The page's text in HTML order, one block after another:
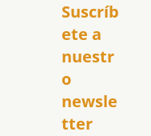
Suscríb
ete a
nuestr
o
newsle
tter